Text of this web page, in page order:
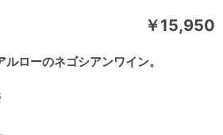
ローのネゴシアンワイン。
￥15,950